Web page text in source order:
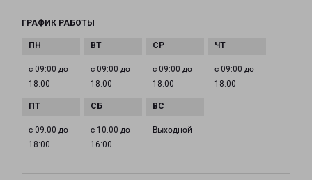
ГРАФИК РАБОТЫ
с 09:00 до
18:00
с 09:00 до
18:00
с 09:00 до
18:00
с 09:00 до
18:00
с 09:00 до
18:00
с 10:00 до
16:00
Выходной